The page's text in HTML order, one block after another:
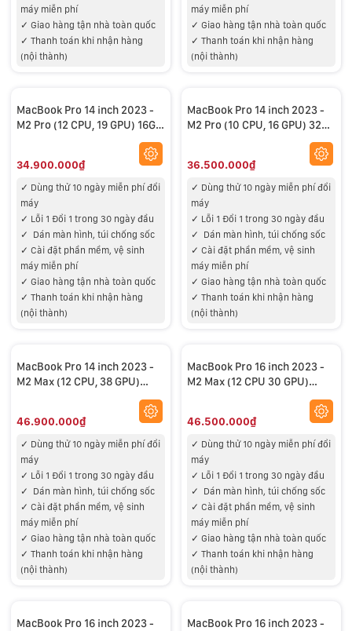
máy miễn phí
✓ Giao hàng tận nhà toàn quốc
✓ Thanh toán khi nhận hàng
(nội thành)
máy miễn phí
✓ Giao hàng tận nhà toàn quốc
✓ Thanh toán khi nhận hàng
(nội thành)
MacBook Pro 14 inch 2023 -
M2 Pro (12 CPU, 19 GPU) 16GB
RAM, 1TB SSD – USED 99%
34.900.000₫
✓ Dùng thử 10 ngày miễn phí đổi
máy
✓ Lỗi 1 Đổi 1 trong 30 ngày đầu
✓ Dán màn hình, túi chống sốc
✓ Cài đặt phần mềm, vệ sinh
máy miễn phí
✓ Giao hàng tận nhà toàn quốc
✓ Thanh toán khi nhận hàng
(nội thành)
MacBook Pro 14 inch 2023 -
M2 Pro (10 CPU, 16 GPU) 32GB
RAM, 512GB SSD – USED 99%
36.500.000₫
✓ Dùng thử 10 ngày miễn phí đổi
máy
✓ Lỗi 1 Đổi 1 trong 30 ngày đầu
✓ Dán màn hình, túi chống sốc
✓ Cài đặt phần mềm, vệ sinh
máy miễn phí
✓ Giao hàng tận nhà toàn quốc
✓ Thanh toán khi nhận hàng
(nội thành)
MacBook Pro 14 inch 2023 -
M2 Max (12 CPU, 38 GPU)
46.900.000₫
✓ Dùng thử 10 ngày miễn phí đổi
máy
✓ Lỗi 1 Đổi 1 trong 30 ngày đầu
✓ Dán màn hình, túi chống sốc
✓ Cài đặt phần mềm, vệ sinh
máy miễn phí
✓ Giao hàng tận nhà toàn quốc
✓ Thanh toán khi nhận hàng
(nội thành)
MacBook Pro 16 inch 2023 -
M2 Max (12 CPU 30 GPU)
46.500.000₫
✓ Dùng thử 10 ngày miễn phí đổi
máy
✓ Lỗi 1 Đổi 1 trong 30 ngày đầu
✓ Dán màn hình, túi chống sốc
✓ Cài đặt phần mềm, vệ sinh
máy miễn phí
✓ Giao hàng tận nhà toàn quốc
✓ Thanh toán khi nhận hàng
(nội thành)
MacBook Pro 16 inch 2023 -
MacBook Pro 16 inch 2023 -